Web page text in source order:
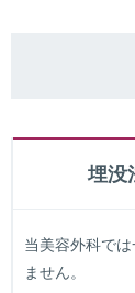
埋没
当美容外科で
ません。